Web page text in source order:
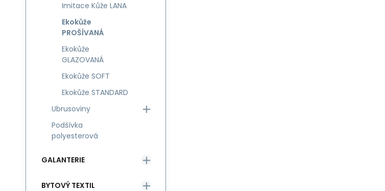
Imitace Kůže LANA
Ekokůže
PROŠÍVANÁ
Ekokůže
GLAZOVANÁ
Ekokůže SOFT
Ekokůže STANDARD
Ubrusoviny
Podšívka
polyesterová
GALANTERIE
BYTOVÝ TEXTIL